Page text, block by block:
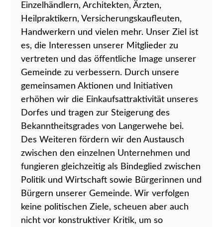
Einzelhändlern, Architekten, Ärzten,
Heilpraktikern, Versicherungskaufleuten,
Handwerkern und vielen mehr. Unser Ziel ist
es, die Interessen unserer Mitglieder zu
vertreten und das öffentliche Image unserer
Gemeinde zu verbessern. Durch unsere
gemeinsamen Aktionen und Initiativen
erhöhen wir die Einkaufsattraktivität unseres
Dorfes und tragen zur Steigerung des
Bekanntheitsgrades von Langerwehe bei.
Des Weiteren fördern wir den Austausch
zwischen den einzelnen Unternehmen und
fungieren gleichzeitig als Bindeglied zwischen
Politik und Wirtschaft sowie Bürgerinnen und
Bürgern unserer Gemeinde. Wir verfolgen
keine politischen Ziele, scheuen aber auch
nicht vor konstruktiver Kritik, um so